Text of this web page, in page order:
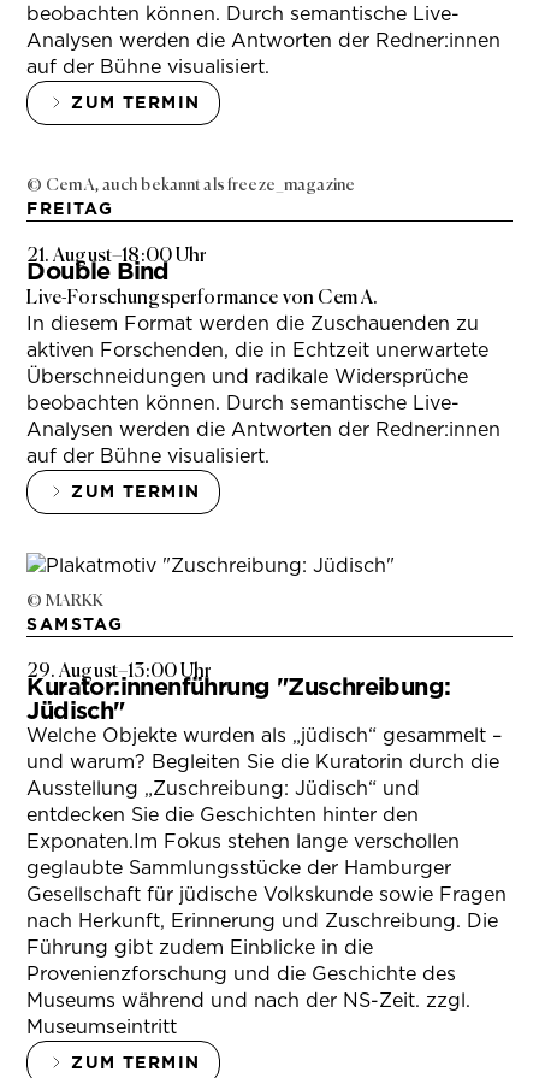
beobachten können. Durch semantische Live-
Analysen werden die Antworten der Redner:innen
auf der Bühne visualisiert.
ZUM TERMIN
© Cem A, auch bekannt als freeze_magazine
FREITAG
21. August–18:00 Uhr
Double Bind
Live-Forschungsperformance von Cem A.
In diesem Format werden die Zuschauenden zu
aktiven Forschenden, die in Echtzeit unerwartete
Überschneidungen und radikale Widersprüche
beobachten können. Durch semantische Live-
Analysen werden die Antworten der Redner:innen
auf der Bühne visualisiert.
ZUM TERMIN
© MARKK
SAMSTAG
29. August–13:00 Uhr
Kurator:innenführung "Zuschreibung:
Jüdisch"
Welche Objekte wurden als „jüdisch“ gesammelt –
und warum? Begleiten Sie die Kuratorin durch die
Ausstellung „Zuschreibung: Jüdisch“ und
entdecken Sie die Geschichten hinter den
Exponaten.Im Fokus stehen lange verschollen
geglaubte Sammlungsstücke der Hamburger
Gesellschaft für jüdische Volkskunde sowie Fragen
nach Herkunft, Erinnerung und Zuschreibung. Die
Führung gibt zudem Einblicke in die
Provenienzforschung und die Geschichte des
Museums während und nach der NS-Zeit. zzgl.
Museumseintritt
ZUM TERMIN